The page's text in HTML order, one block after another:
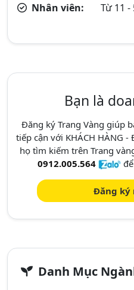
Nhân viên:
Từ 11
Bạn là
Đăng ký Trang Vàng giúp
tiếp cận với KHÁCH HÀNG -
họ tìm kiếm trên Trang
0912.005.564
Đăng ký
Danh Mục